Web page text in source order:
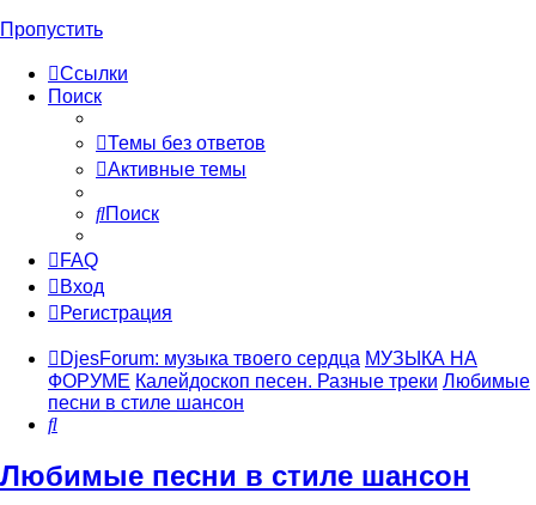
Пропустить
Ссылки
Поиск
Темы без ответов
Активные темы
Поиск
FAQ
Вход
Регистрация
DjesForum: музыка твоего сердца МУЗЫКА НА
ФОРУМЕ Калейдоскоп песен. Разные треки Любимые
песни в стиле шансон
Поиск
Любимые песни в стиле шансон